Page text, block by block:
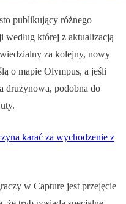
publikujący różnego
według której z aktualizacją
za kolejny, nowy
o mapie Olympus, a jeśli
drużynowa, podobna do
karać za wychodzenie z
w Capture jest przejęcie